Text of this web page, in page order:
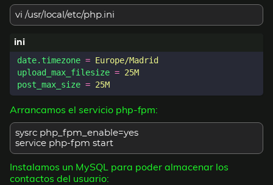
vi /usr/local/etc/php.ini
date.timezone = Europe/Madrid
upload_max_filesize = 25M
post_max_size = 25M
Arrancamos el servicio php-fpm:
sysrc php_fpm_enable=yes
service php-fpm start
Instalamos un MySQL para poder almacenar los
contactos del usuario: